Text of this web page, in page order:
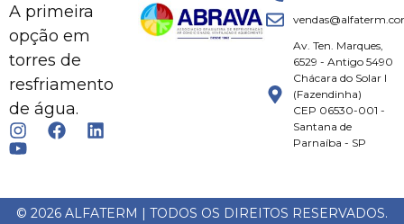
A primeira
opção em
torres de
resfriamento
de água.
Av. Ten. Marques,
6529 - Antigo 5490
Chácara do Solar I
(Fazendinha)
CEP 06530-001 -
Santana de
Parnaíba - SP
© 2026 ALFATERM | TODOS OS DIREITOS RESERVADOS.